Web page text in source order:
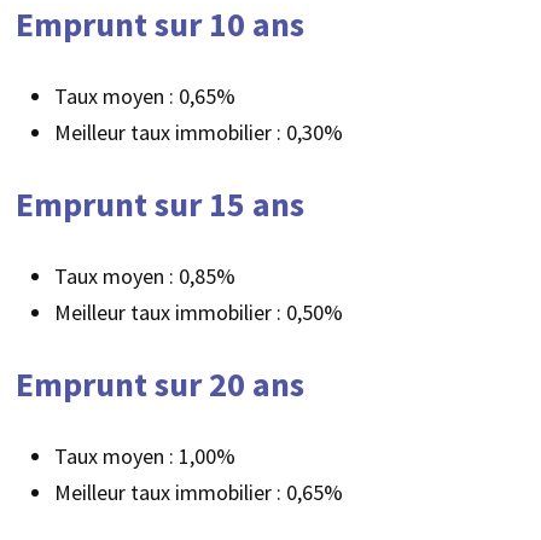
Emprunt sur 10 ans
Taux moyen : 0,65%
Meilleur taux immobilier : 0,30%
Emprunt sur 15 ans
Taux moyen : 0,85%
Meilleur taux immobilier : 0,50%
Emprunt sur 20 ans
Taux moyen : 1,00%
Meilleur taux immobilier : 0,65%